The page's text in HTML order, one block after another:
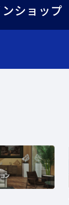
ショップ